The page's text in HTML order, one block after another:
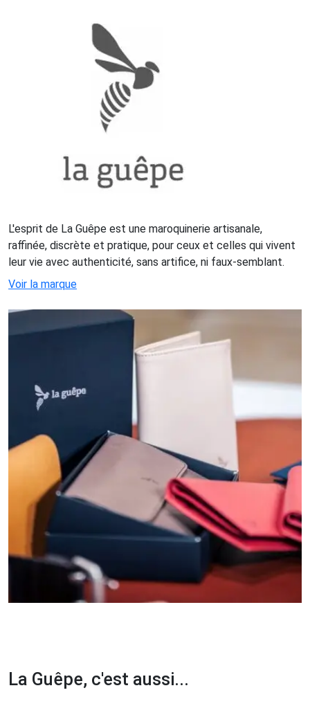
L'esprit de La Guêpe est une maroquinerie artisanale,
raffinée, discrète et pratique, pour ceux et celles qui vivent
leur vie avec authenticité, sans artifice, ni faux-semblant.
Voir la marque
La Guêpe, c'est aussi...